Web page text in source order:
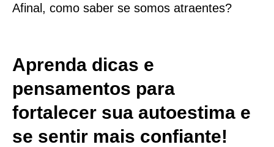
Afinal, como saber se somos atraentes?
Aprenda dicas e
pensamentos para
fortalecer sua autoestima e
se sentir mais confiante!